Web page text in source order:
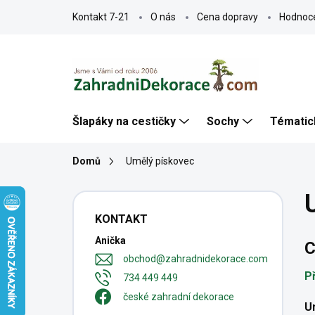
Kontakt 7-21 O nás Cena dopravy
Šlapáky na cestičky Sochy
Domů Umělý pískovec
P
KONTAKT
Anička
obchod@zahradnidekorace.com
734 449 449
české zahradní dekorace